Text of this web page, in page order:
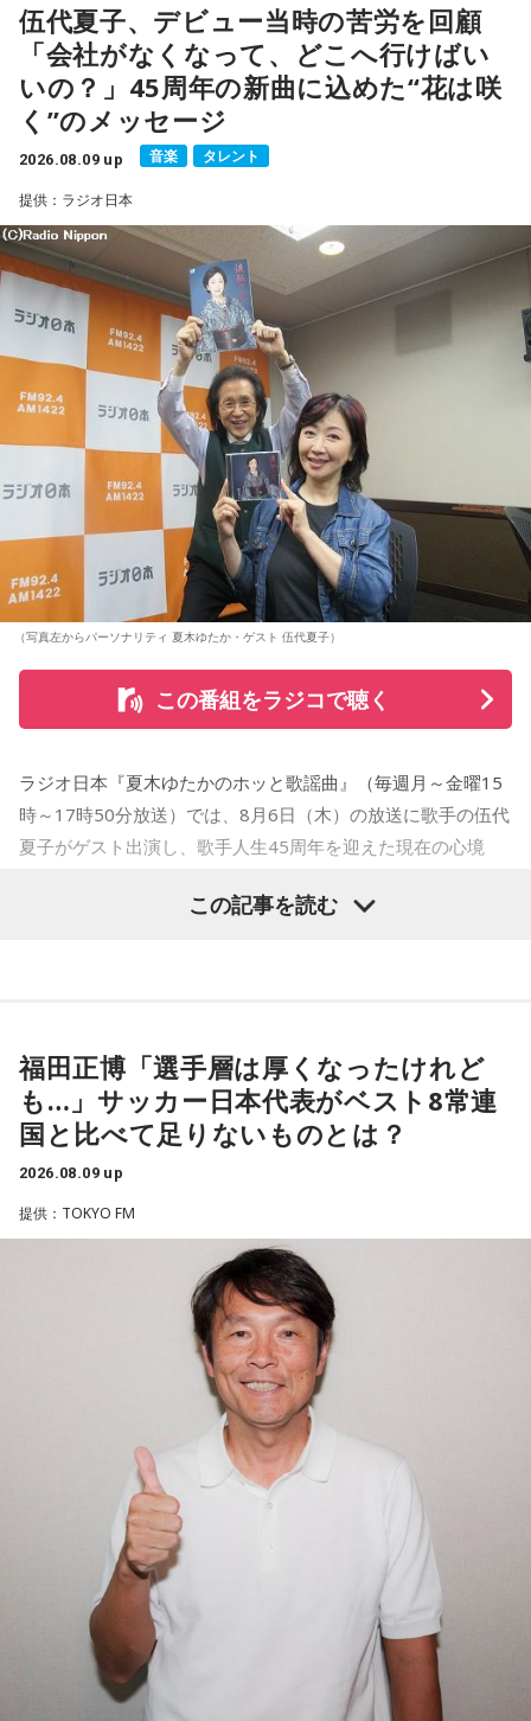
ることを明かした。また、歌手はレコーディングを終えた
後、自分自身が“演出家”となって楽曲を育てていく仕事でもあ
ると語り、長年培ってきた表現者としての思いを語った。
一方で、デビュー当時は決して順風満帆ではなかった。デビ
ューから間もなく所属レコード会社がなくなり、「どこへ行
けばいいの？」と途方に暮れたことや、芸名を何度も変えな
がら挑戦を続けてきた日々を振り返る。それでも諦めずに歌
い続けた経験が、45周年記念シングル「露天の花」に込めた
「どんな環境でも花は咲く」「その場所で咲く花がある」と
いうメッセージにつながっていると話した。人生は何度でも
立ち上がれるという応援歌は、自身の歩みそのものでもある
という。
さらに、趣味についてもトークを展開。愛犬と過ごす時間を
増やすために驚くべきあるものを購入したと言う。さて何を
購入したのか…？ 詳しくはradikoタイムフリーで！
伍代夏子、デビュー当時の苦労を回顧
「会社がなくなって、どこへ行けばい
いの？」45周年の新曲に込めた“花は咲
く”のメッセージ
2026.08.09 up 音楽 タレント
提供：ラジオ日本
（写真左からパーソナリティ 夏木ゆたか・ゲスト 伍代夏子）
この番組をラジコで聴く
ラジオ日本『夏木ゆたかのホッと歌謡曲』（毎週月～金曜15
時～17時50分放送）では、8月6日（木）の放送に歌手の伍代
夏子がゲスト出演し、歌手人生45周年を迎えた現在の心境
ることを明かした。また、歌手はレコーディングを終えた
後、自分自身が“演出家”となって楽曲を育てていく仕事でもあ
ると語り、長年培ってきた表現者としての思いを語った。
ューから間もなく所属レコード会社がなくなり、「どこへ行
けばいいの？」と途方に暮れたことや、芸名を何度も変えな
がら挑戦を続けてきた日々を振り返る。それでも諦めずに歌
い続けた経験が、45周年記念シングル「露天の花」に込めた
「どんな環境でも花は咲く」「その場所で咲く花がある」と
いうメッセージにつながっていると話した。人生は何度でも
立ち上がれるという応援歌は、自身の歩みそのものでもある
さらに、趣味についてもトークを展開。愛犬と過ごす時間を
増やすために驚くべきあるものを購入したと言う。さて何を
購入したのか…？ 詳しくはradikoタイムフリーで！
この記事を読む
福田正博「選手層は厚くなったけれど
も…」サッカー日本代表がベスト8常連
国と比べて足りないものとは？
2026.08.09 up
提供：TOKYO FM